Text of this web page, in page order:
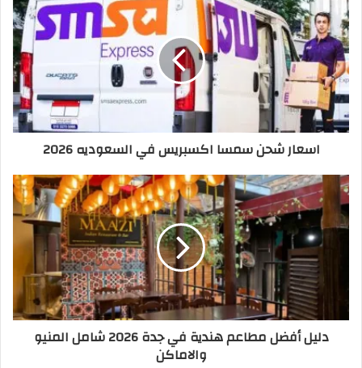
اسعار شحن سمسا اكسبريس في السعوديه 2026
دليل أفضل مطاعم هندية في جدة 2026 شامل المنيو
والاماكن